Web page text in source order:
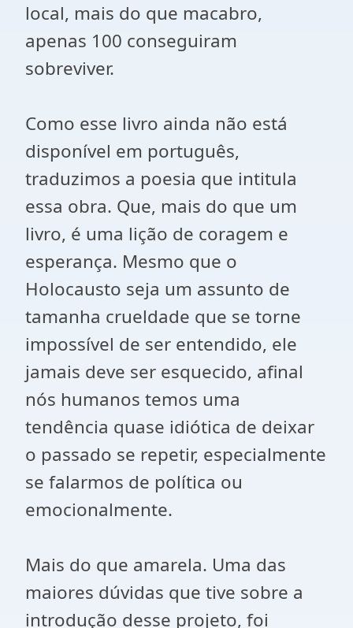
local, mais do que macabro,
apenas 100 conseguiram
sobreviver.
Como esse livro ainda não está
disponível em português,
traduzimos a poesia que intitula
essa obra. Que, mais do que um
livro, é uma lição de coragem e
esperança. Mesmo que o
Holocausto seja um assunto de
tamanha crueldade que se torne
impossível de ser entendido, ele
jamais deve ser esquecido, afinal
nós humanos temos uma
tendência quase idiótica de deixar
o passado se repetir, especialmente
se falarmos de política ou
emocionalmente.
Mais do que amarela. Uma das
maiores dúvidas que tive sobre a
introdução desse projeto, foi